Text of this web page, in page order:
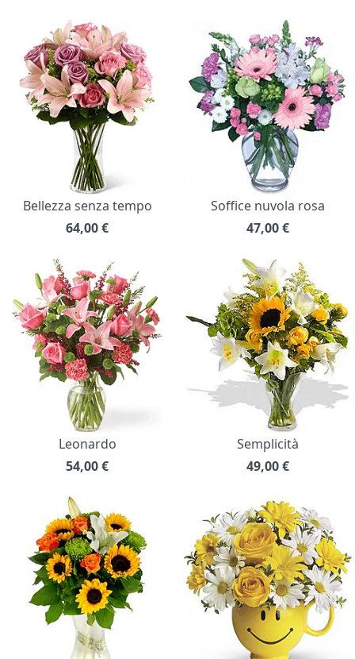
Bellezza senza tempo
64,00€
Soffice nuvola rosa
47,00€
Leonardo
54,00€
Semplicità
49,00€